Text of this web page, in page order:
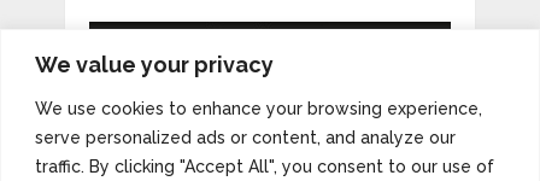
We value your privacy
We use cookies to enhance your browsing experience,
serve personalized ads or content, and analyze our
traffic. By clicking "Accept All", you consent to our use of